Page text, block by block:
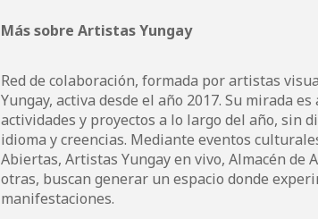
Más sobre Artistas Yungay
Red de colaboración, formada por artistas
Yungay, activa desde el año 2017. Su mirada
actividades y proyectos a lo largo del año, sin
idioma y creencias. Mediante eventos
Abiertas, Artistas Yungay en vivo, Almacén de
otras, buscan generar un espacio donde
manifestaciones.